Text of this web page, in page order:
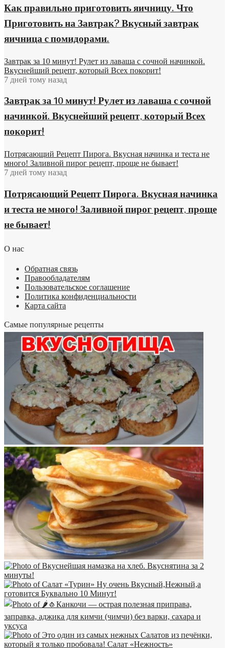
Как правильно приготовить яичницу. Что
Приготовить на Завтрак? Вкусный завтрак
яичница с помидорами.
Завтрак за 10 минут! Рулет из лаваша с сочной начинкой.
Вкуснейший рецепт, который Всех покорит!
7 дней тому назад
Завтрак за 10 минут! Рулет из лаваша с сочной
начинкой. Вкуснейший рецепт, который Всех
покорит!
Потрясающий Рецепт Пирога. Вкусная начинка и теста не
много! Заливной пирог рецепт, проще не бывает!
7 дней тому назад
Потрясающий Рецепт Пирога. Вкусная начинка
и теста не много! Заливной пирог рецепт, проще
не бывает!
О нас
Обратная связь
Правообладателям
Пользовательское соглашение
Политика конфиденциальности
Карта сайта
Самые популярные рецепты